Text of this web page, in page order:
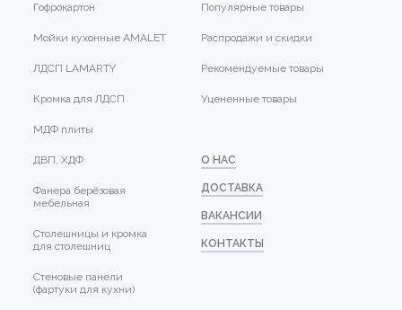
Гофрокартон
Мойки кухонные AMALET
ЛДСП LAMARTY
Кромка для ЛДСП
МДФ плиты
ДВП, ХДФ
Фанера берёзовая
мебельная
Столешницы и кромка
для столешниц
Стеновые панели
(фартуки для кухни)
Популярные товары
Распродажи и скидки
Рекомендуемые товары
Уцененные товары
О НАС
ДОСТАВКА
ВАКАНСИИ
КОНТАКТЫ